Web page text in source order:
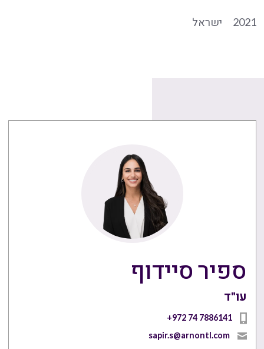
2021 ישראל
ספיר סיידוף
עו"ד
+972 74 7886141
sapir.s@arnontl.com